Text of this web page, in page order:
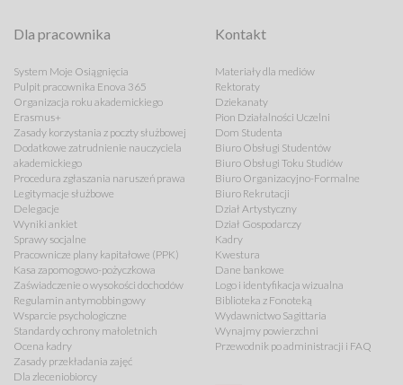
Dla pracownika
System Moje Osiągnięcia
Pulpit pracownika Enova 365
Organizacja roku akademickiego
Erasmus+
Zasady korzystania z poczty służbowej
Dodatkowe zatrudnienie nauczyciela
akademickiego
Procedura zgłaszania naruszeń prawa
Legitymacje służbowe
Delegacje
Wyniki ankiet
Sprawy socjalne
Pracownicze plany kapitałowe (PPK)
Kasa zapomogowo-pożyczkowa
Zaświadczenie o wysokości dochodów
Regulamin antymobbingowy
Wsparcie psychologiczne
Standardy ochrony małoletnich
Ocena kadry
Zasady przekładania zajęć
Dla zleceniobiorcy
Kontakt
Materiały dla mediów
Rektoraty
Dziekanaty
Pion Działalności Uczelni
Dom Studenta
Biuro Obsługi Studentów
Biuro Obsługi Toku Studiów
Biuro Organizacyjno-Formalne
Biuro Rekrutacji
Dział Artystyczny
Dział Gospodarczy
Kadry
Kwestura
Dane bankowe
Logo i identyfikacja wizualna
Biblioteka z Fonoteką
Wydawnictwo Sagittaria
Wynajmy powierzchni
Przewodnik po administracji i FAQ